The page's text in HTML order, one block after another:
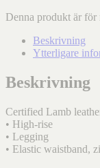
Denna produkt är för
Beskrivning
Ytterligare
Beskrivning
Certified Lamb
• High-rise
• Legging
• Elastic waistband,